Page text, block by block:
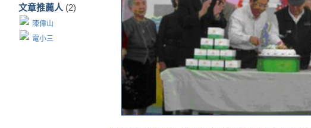
文章推薦人 (2)
陳偉山
電小三